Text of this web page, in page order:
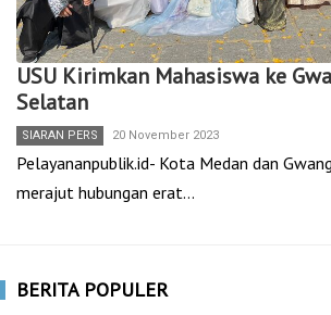
USU Kirimkan Mahasiswa ke
Selatan
SIARAN PERS 20 November 2023
Pelayananpublik.id- Kota Medan dan
merajut hubungan erat…
BERITA POPULER